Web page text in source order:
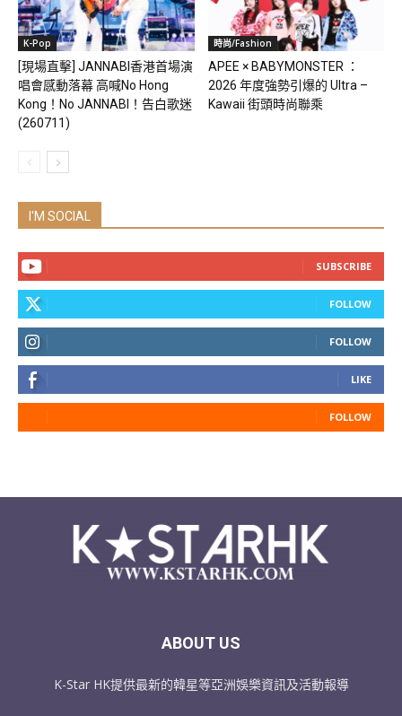
K-Pop
[現場直擊] JANNABI香港首場演
唱會感動落幕 高喊No Hong
Kong！No JANNABI！告白歌迷
(260711)
時尚/Fashion
APEE × BABYMONSTER ：
2026 年度強勢引爆的 Ultra –
Kawaii 街頭時尚聯乘
I'M SOCIAL
SUBSCRIBE
FOLLOW
FOLLOW
LIKE
FOLLOW
ABOUT US
K-Star HK提供最新的韓星等亞洲娛樂資訊及活動報導